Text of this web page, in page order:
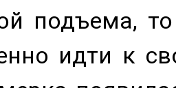
подъема,
идти к